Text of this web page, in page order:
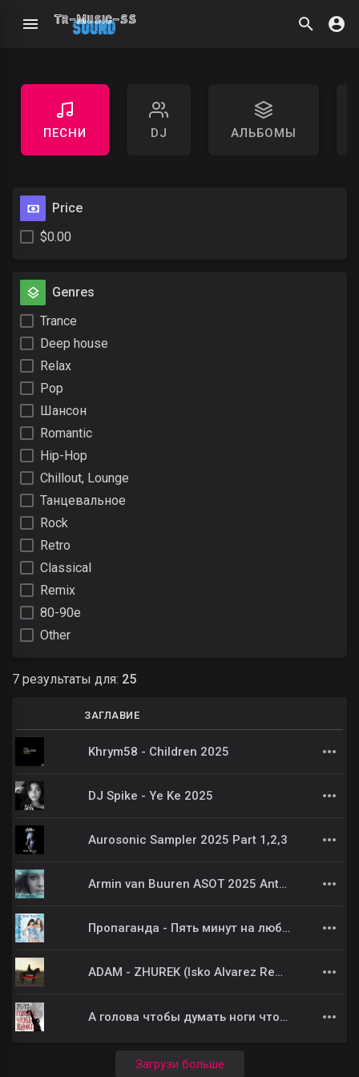
ПЕСНИ DJ АЛЬБОМЫ
Price
$0.00
Genres
Trance
Deep house
Relax
Pop
Шансон
Romantic
Hip-Hop
Chillout, Lounge
Танцевальное
Rock
Retro
Classical
Remix
80-90е
Other
7 результаты для: 25
ЗАГЛАВИЕ
Khrym58 - Children 2025
DJ Spike - Ye Ke 2025
Aurosonic Sampler 2025 Part 1,2,3
Armin van Buuren ASOT 2025 Anthem (CAMSPIRE REMIX)
Пропаганда - Пять минут на любовь
ADAM - ZHUREK (Isko Alvarez Remix)
А голова чтобы думать ноги чтобы ходить 25/17
Загрузи больше